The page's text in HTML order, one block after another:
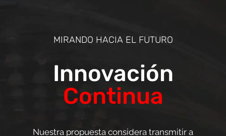
MIRANDO HACIA EL FUTURO
Innovación
Continua
Nuestra propuesta considera transmitir a